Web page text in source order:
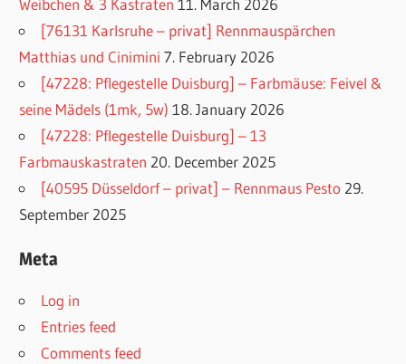
Weibchen & 3 Kastraten 11. March 2026
[76131 Karlsruhe – privat] Rennmauspärchen
Matthias und Cinimini 7. February 2026
[47228: Pflegestelle Duisburg] – Farbmäuse: Feivel &
seine Mädels (1mk, 5w) 18. January 2026
[47228: Pflegestelle Duisburg] – 13
Farbmauskastraten 20. December 2025
[40595 Düsseldorf – privat] – Rennmaus Pesto 29.
September 2025
Meta
Log in
Entries feed
Comments feed